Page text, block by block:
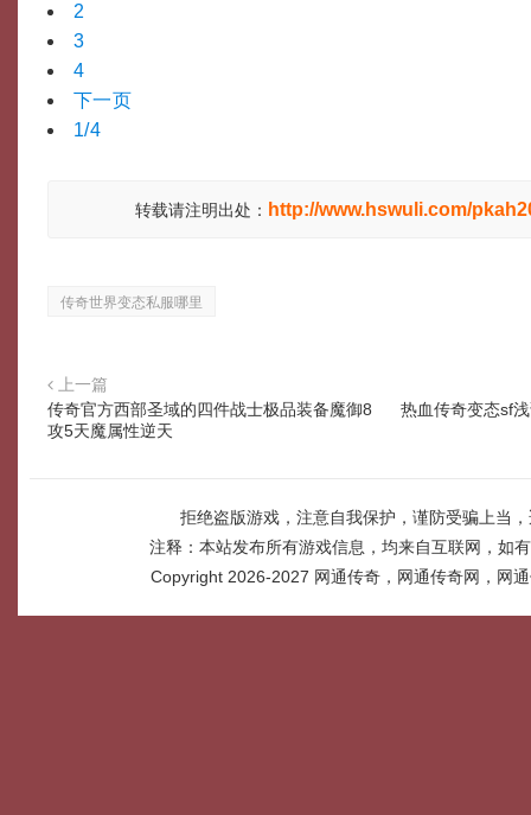
2
3
4
下一页
1/4
转载请注明出处： http://www.hswuli.com/
传奇世界变态私服哪里
上一篇
传奇官方西部圣域的四件战士极品装备魔御8
攻5天魔属性逆天
热血传奇变态sf
拒绝盗版游戏，注意自我保护，谨防受骗上当
注释：本站发布所有游戏信息，均来自互联网，如
Copyright 2026-2027 网通传奇，网通传奇网，网